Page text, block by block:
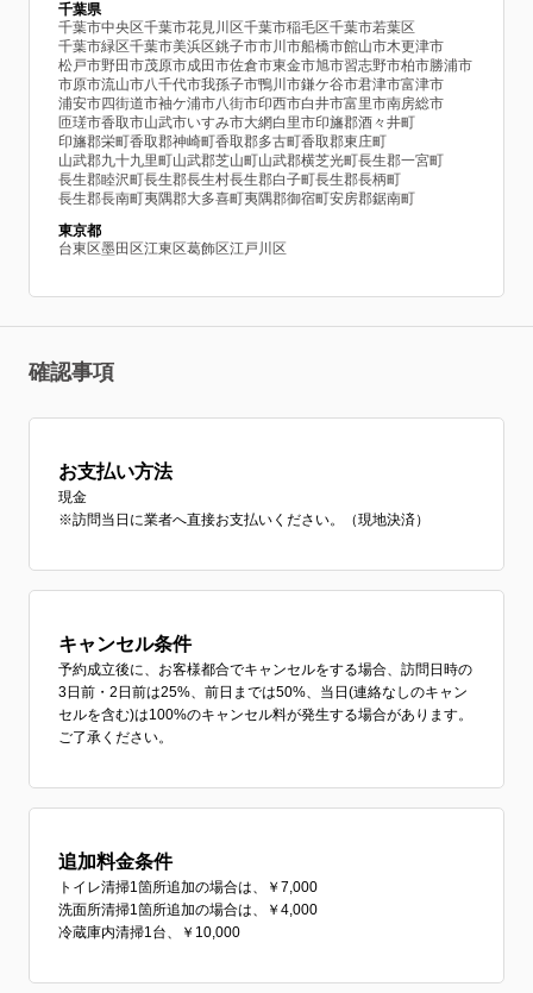
千葉県
千葉市中央区千葉市花見川区千葉市稲毛区千葉市若葉区
千葉市緑区千葉市美浜区銚子市市川市船橋市館山市木更津市
松戸市野田市茂原市成田市佐倉市東金市旭市習志野市柏市勝浦市
市原市流山市八千代市我孫子市鴨川市鎌ケ谷市君津市富津市
浦安市四街道市袖ケ浦市八街市印西市白井市富里市南房総市
匝瑳市香取市山武市いすみ市大網白里市印旛郡酒々井町
印旛郡栄町香取郡神崎町香取郡多古町香取郡東庄町
山武郡九十九里町山武郡芝山町山武郡横芝光町長生郡一宮町
長生郡睦沢町長生郡長生村長生郡白子町長生郡長柄町
長生郡長南町夷隅郡大多喜町夷隅郡御宿町安房郡鋸南町
東京都
台東区墨田区江東区葛飾区江戸川区
確認事項
お支払い方法
現金
※訪問当日に業者へ直接お支払いください。（現地決済）
キャンセル条件
予約成立後に、お客様都合でキャンセルをする場合、訪問日時の
3日前・2日前は25%、前日までは50%、当日(連絡なしのキャン
セルを含む)は100%のキャンセル料が発生する場合があります。
ご了承ください。
追加料金条件
トイレ清掃1箇所追加の場合は、￥7,000
洗面所清掃1箇所追加の場合は、￥4,000
冷蔵庫内清掃1台、￥10,000